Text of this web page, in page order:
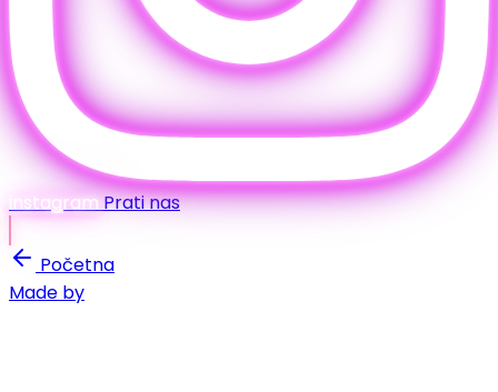
instagramPrati nas
Početna
Made by